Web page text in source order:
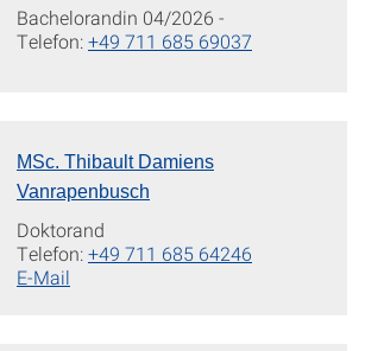
Bachelorandin 04/2026 -
Telefon:+49 711 685 69037
MSc. Thibault Damiens
Vanrapenbusch
Doktorand
Telefon:+49 711 685 64246
E-Mail